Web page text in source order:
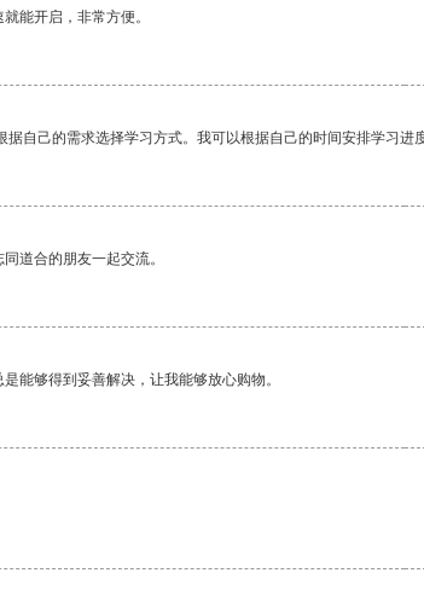
能开启，非常方便。
自己的需求选择学习方式。我可以根据自己的时间安排学习进度
道合的朋友一起交流。
能够得到妥善解决，让我能够放心购物。